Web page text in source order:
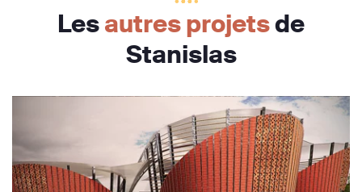
Lesautres projetsde
Stanislas